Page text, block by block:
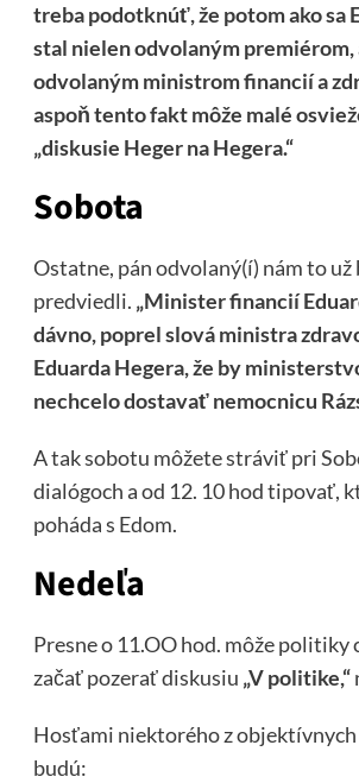
treba podotknúť, že potom ako sa
stal nielen odvolaným premiérom,
odvolaným ministrom financií a
aspoň tento fakt môže malé
„diskusie Heger na Hegera.“
Sobota
Ostatne, pán odvolaný(í) nám to už
predviedli. „Minister financií
dávno, poprel slová ministra
Eduarda Hegera, že by
nechcelo dostavať nemocnicu
A tak sobotu môžete stráviť pri
dialógoch a od 12. 10 hod tipovať,
poháda s Edom.
Nedeľa
Presne o 11.OO hod. môže politiky
začať pozerať diskusiu „V politike,“
Hosťami niektorého z
budú: